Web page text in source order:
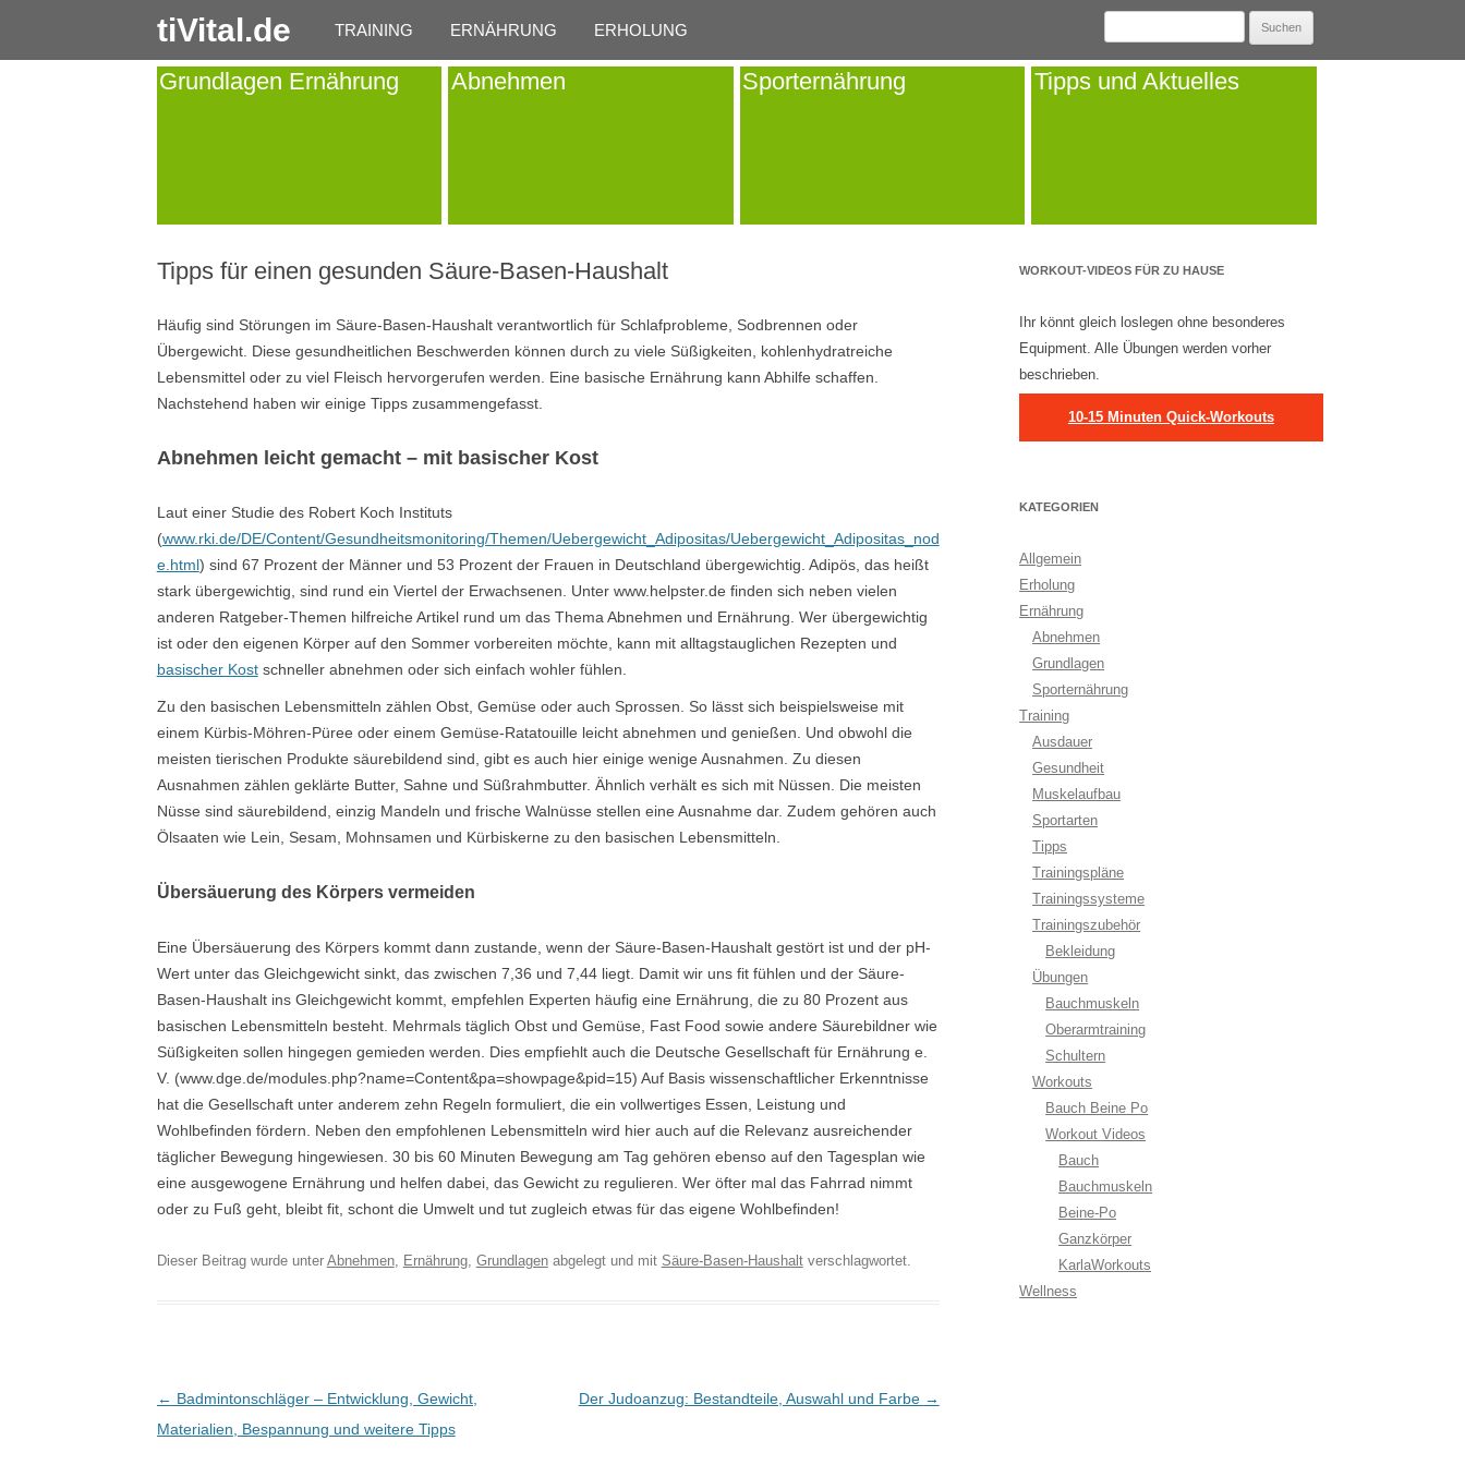
tiVital.de TRAINING ERNÄHRUNG ERHOLUNG
Suchen
Grundlagen Ernährung Abnehmen Sporternährung Tipps und Aktuelles
Tipps für einen gesunden Säure-Basen-Haushalt
Häufig sind Störungen im Säure-Basen-Haushalt verantwortlich für Schlafprobleme, Sodbrennen oder
Übergewicht. Diese gesundheitlichen Beschwerden können durch zu viele Süßigkeiten, kohlenhydratreiche
Lebensmittel oder zu viel Fleisch hervorgerufen werden. Eine basische Ernährung kann Abhilfe schaffen.
Nachstehend haben wir einige Tipps zusammengefasst.
Abnehmen leicht gemacht – mit basischer Kost
Laut einer Studie des Robert Koch Instituts
(www.rki.de/DE/Content/Gesundheitsmonitoring/Themen/Uebergewicht_Adipositas/Uebergewicht_Adipositas_nod
e.html) sind 67 Prozent der Männer und 53 Prozent der Frauen in Deutschland übergewichtig. Adipös, das heißt
stark übergewichtig, sind rund ein Viertel der Erwachsenen. Unter www.helpster.de finden sich neben vielen
anderen Ratgeber-Themen hilfreiche Artikel rund um das Thema Abnehmen und Ernährung. Wer übergewichtig
ist oder den eigenen Körper auf den Sommer vorbereiten möchte, kann mit alltagstauglichen Rezepten und
basischer Kostschneller abnehmen oder sich einfach wohler fühlen.
Zu den basischen Lebensmitteln zählen Obst, Gemüse oder auch Sprossen. So lässt sich beispielsweise mit
einem Kürbis-Möhren-Püree oder einem Gemüse-Ratatouille leicht abnehmen und genießen. Und obwohl die
meisten tierischen Produkte säurebildend sind, gibt es auch hier einige wenige Ausnahmen. Zu diesen
Ausnahmen zählen geklärte Butter, Sahne und Süßrahmbutter. Ähnlich verhält es sich mit Nüssen. Die meisten
Nüsse sind säurebildend, einzig Mandeln und frische Walnüsse stellen eine Ausnahme dar. Zudem gehören auch
Ölsaaten wie Lein, Sesam, Mohnsamen und Kürbiskerne zu den basischen Lebensmitteln.
Übersäuerung des Körpers vermeiden
Eine Übersäuerung des Körpers kommt dann zustande, wenn der Säure-Basen-Haushalt gestört ist und der pH-
Wert unter das Gleichgewicht sinkt, das zwischen 7,36 und 7,44 liegt. Damit wir uns fit fühlen und der Säure-
Basen-Haushalt ins Gleichgewicht kommt, empfehlen Experten häufig eine Ernährung, die zu 80 Prozent aus
basischen Lebensmitteln besteht. Mehrmals täglich Obst und Gemüse, Fast Food sowie andere Säurebildner wie
Süßigkeiten sollen hingegen gemieden werden. Dies empfiehlt auch die Deutsche Gesellschaft für Ernährung e.
V. (www.dge.de/modules.php?name=Content&pa=showpage&pid=15) Auf Basis wissenschaftlicher Erkenntnisse
hat die Gesellschaft unter anderem zehn Regeln formuliert, die ein vollwertiges Essen, Leistung und
Wohlbefinden fördern. Neben den empfohlenen Lebensmitteln wird hier auch auf die Relevanz ausreichender
täglicher Bewegung hingewiesen. 30 bis 60 Minuten Bewegung am Tag gehören ebenso auf den Tagesplan wie
eine ausgewogene Ernährung und helfen dabei, das Gewicht zu regulieren. Wer öfter mal das Fahrrad nimmt
oder zu Fuß geht, bleibt fit, schont die Umwelt und tut zugleich etwas für das eigene Wohlbefinden!
Dieser Beitrag wurde unter Abnehmen, Ernährung, Grundlagenabgelegt und mit Säure-Basen-Haushaltverschlagwortet.
Post navigation
← Badmintonschläger – Entwicklung, Gewicht,
Materialien, Bespannung und weitere Tipps
Der Judoanzug: Bestandteile, Auswahl und Farbe →
WORKOUT-VIDEOS FÜR ZU HAUSE
Ihr könnt gleich loslegen ohne besonderes
Equipment. Alle Übungen werden vorher
beschrieben.
10-15 Minuten Quick-Workouts
KATEGORIEN
Allgemein
Erholung
Ernährung
Abnehmen
Grundlagen
Sporternährung
Training
Ausdauer
Gesundheit
Muskelaufbau
Sportarten
Tipps
Trainingspläne
Trainingssysteme
Trainingszubehör
Bekleidung
Übungen
Bauchmuskeln
Oberarmtraining
Schultern
Workouts
Bauch Beine Po
Workout Videos
Bauch
Bauchmuskeln
Beine-Po
Ganzkörper
KarlaWorkouts
Wellness